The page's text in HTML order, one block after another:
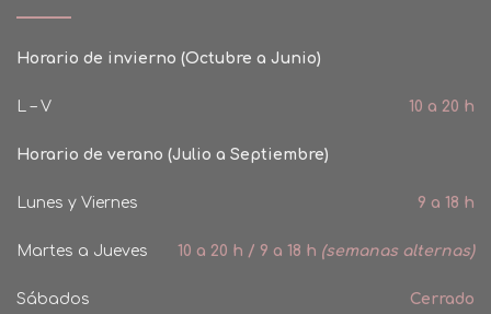
Horario de invierno (Octubre a Junio)
L – V 10 a 20 h
Horario de verano (Julio a Septiembre)
Lunes y Viernes 9 a 18 h
Martes a Jueves 10 a 20 h / 9 a 18 h (semanas alternas)
Sábados Cerrado